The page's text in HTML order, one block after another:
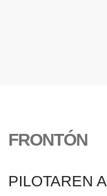
FRONTÓN
PILOTAREN